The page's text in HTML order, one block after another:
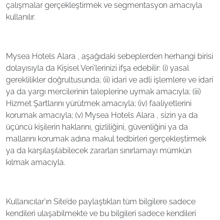
çalışmalar gerçekleştirmek ve segmentasyon amacıyla
kullanılır.
Mysea Hotels Alara , aşağıdaki sebeplerden herhangi birisi
dolayısıyla da Kişisel Veri’lerinizi ifşa edebilir: (i) yasal
gereklilikler doğrultusunda; (ii) idari ve adli işlemlere ve idari
ya da yargı mercilerinin taleplerine uymak amacıyla; (iii)
Hizmet Şartlarını yürütmek amacıyla; (iv) faaliyetlerini
korumak amacıyla; (v) Mysea Hotels Alara , sizin ya da
üçüncü kişilerin haklarını, gizliliğini, güvenliğini ya da
mallarını korumak adına makul tedbirleri gerçekleştirmek
ya da karşılaşılabilecek zararları sınırlamayı mümkün
kılmak amacıyla.
Kullanıcılar’ın Site’de paylaştıkları tüm bilgilere sadece
kendileri ulaşabilmekte ve bu bilgileri sadece kendileri